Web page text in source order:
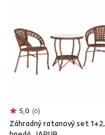
5,0 6
Záhradný ratanový set 1+2,